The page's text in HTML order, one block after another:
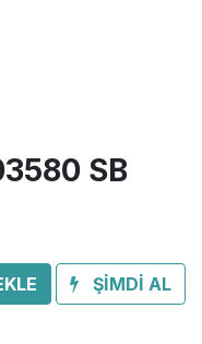
SB
ŞİMDİ AL